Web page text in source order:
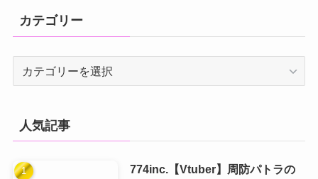
カテゴリー
ー
人気記事
774inc.【Vtuber】周防パトラの